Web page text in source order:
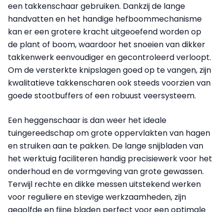
een takkenschaar gebruiken. Dankzij de lange
handvatten en het handige hefboommechanisme
kan er een grotere kracht uitgeoefend worden op
de plant of boom, waardoor het snoeien van dikker
takkenwerk eenvoudiger en gecontroleerd verloopt.
Om de versterkte knipslagen goed op te vangen, zijn
kwalitatieve takkenscharen ook steeds voorzien van
goede stootbuffers of een robuust veersysteem.
Een heggenschaar is dan weer het ideale
tuingereedschap om grote oppervlakten van hagen
en struiken aan te pakken. De lange snijbladen van
het werktuig faciliteren handig precisiewerk voor het
onderhoud en de vormgeving van grote gewassen.
Terwijl rechte en dikke messen uitstekend werken
voor reguliere en stevige werkzaamheden, zijn